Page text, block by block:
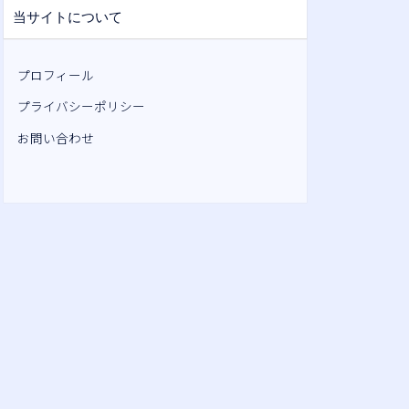
当サイトについて
プロフィール
プライバシーポリシー
お問い合わせ